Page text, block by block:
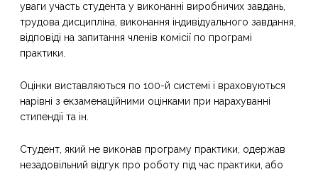
уваги участь студента у виконанні виробничих завдань,
трудова дисципліна, виконання індивідуального завдання,
відповіді на запитання членів комісії по програмі
практики.
Оцінки виставляються по 100-й системі і враховуються
нарівні з екзаменаційними оцінками при нарахуванні
стипендії та ін.
Студент, який не виконав програму практики, одержав
незадовільний відгук про роботу під час практики, або